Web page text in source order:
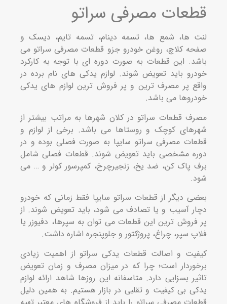
مصرفی سراتو
ها، شمع‌ ها، تسمه دینام، تسمه تایم، دیسک و
کلاچ، روغن خودرو جزو قطعات مصرفی سراتو می‌
این قطعات به صورت دوره‌ ای با توجه به کارکرد
باید تعویض شوند. لوازم یدکی‌ های نام برده در
پر مصرف‌ ترین و پر فروش‌ ترین لوازم‌ های یدکی
می‌ باشد.
قطعات سراتو در کلان شهر‌ها به مراتب بیشتر از
کوچک و روستا‌ها می‌ باشد. برخی از لوازم و
مصرفی سراتو سایپا به صورت فصلی بوده و در
مشخصی باید تعویض شوند. قطعات فصلی شامل
پاک کن، ضد یخ، زنجیرچرخ، کمپرسور کولر و … می‌
دیگر از قطعات سراتو سایپا فقط زمانی که خودرو
آسیب و یا تصادف می شود، باید تعویض شوند. از
ترین این قطعات می‌ توان به سپرها، دفیوزر یا
سپر، چراغ، پروژکتور و جلوپنجره اشاره داشت.
و اصالت قطعات یدکی سراتو از اهمیت زیادی
است؛ چرا که در میزان مصرف و زمان تعویض
بسزایی دارد. متاسفانه این روز‌ها شاهد ارائه لوازم
بی‌ کیفیت و تقلبی در بازار هستیم. به همین دلیل